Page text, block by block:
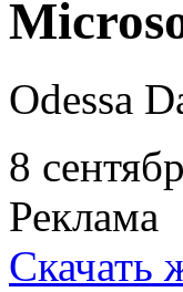
Odessa
8
Реклама
Скачать